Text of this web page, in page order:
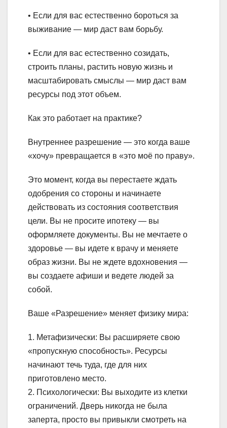
• Если для вас естественно бороться за
выживание — мир даст вам борьбу.
• Если для вас естественно созидать,
строить планы, растить новую жизнь и
масштабировать смыслы — мир даст вам
ресурсы под этот объем.
Как это работает на практике?
Внутреннее разрешение — это когда ваше
«хочу» превращается в «это моё по праву».
Это момент, когда вы перестаете ждать
одобрения со стороны и начинаете
действовать из состояния соответствия
цели. Вы не просите ипотеку — вы
оформляете документы. Вы не мечтаете о
здоровье — вы идете к врачу и меняете
образ жизни. Вы не ждете вдохновения —
вы создаете афиши и ведете людей за
собой.
Ваше «Разрешение» меняет физику мира:
1. Метафизически: Вы расширяете свою
«пропускную способность». Ресурсы
начинают течь туда, где для них
приготовлено место.
2. Психологически: Вы выходите из клетки
ограничений. Дверь никогда не была
заперта, просто вы привыкли смотреть на